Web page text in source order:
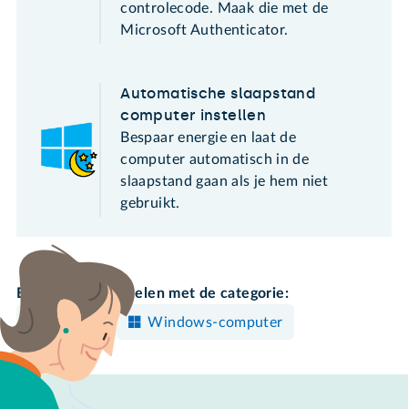
controlecode. Maak die met de
Microsoft Authenticator.
Automatische slaapstand
computer instellen
Bespaar energie en laat de
computer automatisch in de
slaapstand gaan als je hem niet
gebruikt.
Bekijk meer artikelen met de categorie:
Updaten
Windows-computer